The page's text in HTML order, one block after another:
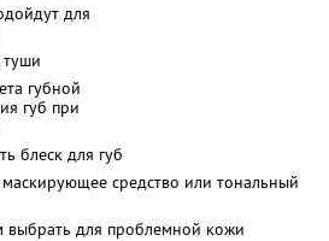
для
губной
губ при
блеск для губ
средство или тональный
выбрать для проблемной кожи